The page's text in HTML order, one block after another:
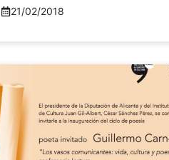
21/02/2018